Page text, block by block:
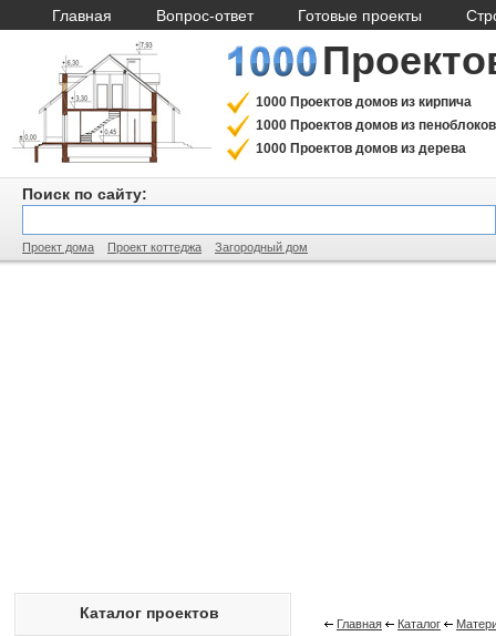
Главная Вопрос-ответ Готовые проекты
1000 Проектов домов из кирпича
1000 Проектов домов из пеноблоков
1000 Проектов домов из дерева
Поиск по сайту:
Проект дома Проект коттеджа Загородный дом
Каталог проектов
Главная Каталог